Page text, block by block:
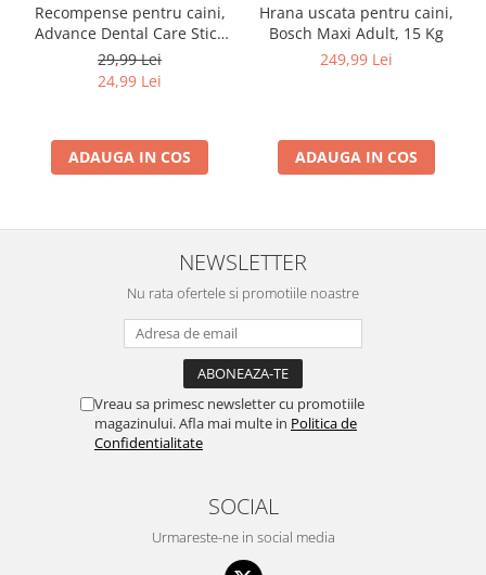
Recompense pentru caini,
Advance Dental Care Stick
Medium/Maxi, 180g
29,99 Lei
24,99 Lei
ADAUGA IN COS
Hrana uscata pentru caini,
Bosch Maxi Adult, 15 Kg
249,99 Lei
ADAUGA IN COS
NEWSLETTER
Nu rata ofertele si promotiile noastre
Vreau sa primesc newsletter cu promotiile
magazinului. Afla mai multe in Politica de
Confidentialitate
SOCIAL
Urmareste-ne in social media